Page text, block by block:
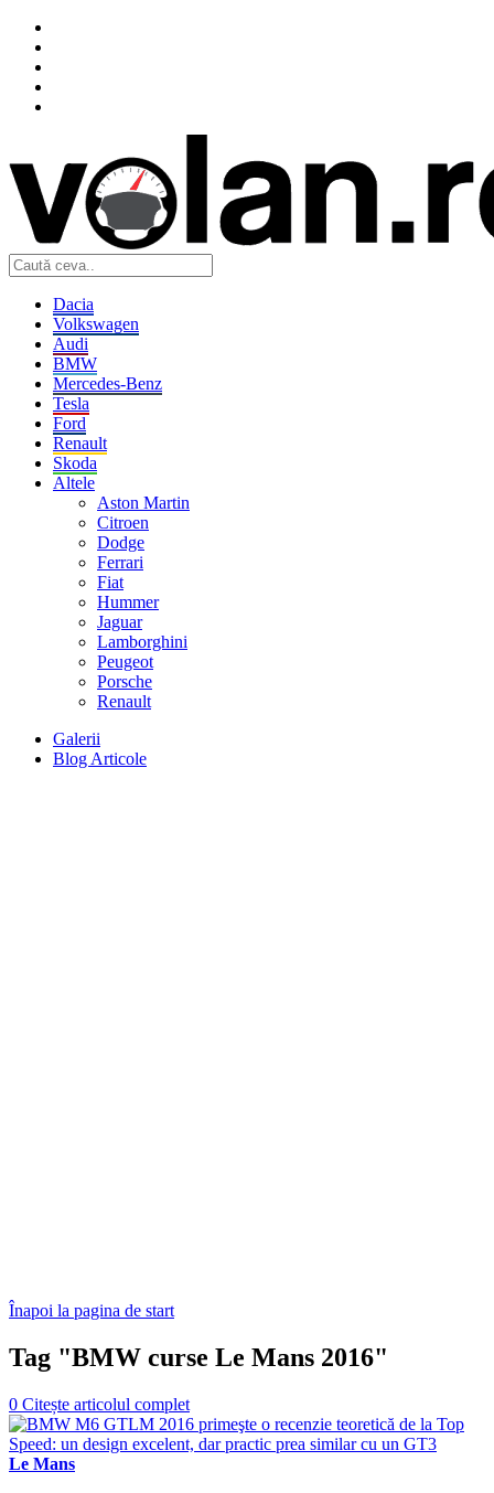
Dacia
Volkswagen
Audi
BMW
Mercedes-Benz
Tesla
Ford
Renault
Skoda
Altele
Aston Martin
Citroen
Dodge
Ferrari
Fiat
Hummer
Jaguar
Lamborghini
Peugeot
Porsche
Renault
Galerii
Blog Articole
Înapoi la pagina de start
Tag "BMW curse Le Mans 2016"
0 Citește articolul complet
Le Mans